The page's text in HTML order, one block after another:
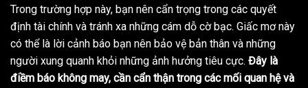
Trong trường hợp này, bạn nên cẩn trọng trong các quyết
định tài chính và tránh xa những cám dỗ cờ bạc. Giấc mơ này
có thể là lời cảnh báo bạn nên bảo vệ bản thân và những
người xung quanh khỏi những ảnh hưởng tiêu cực. Đây là
điềm báo không may, cần cẩn thận trong các mối quan hệ và